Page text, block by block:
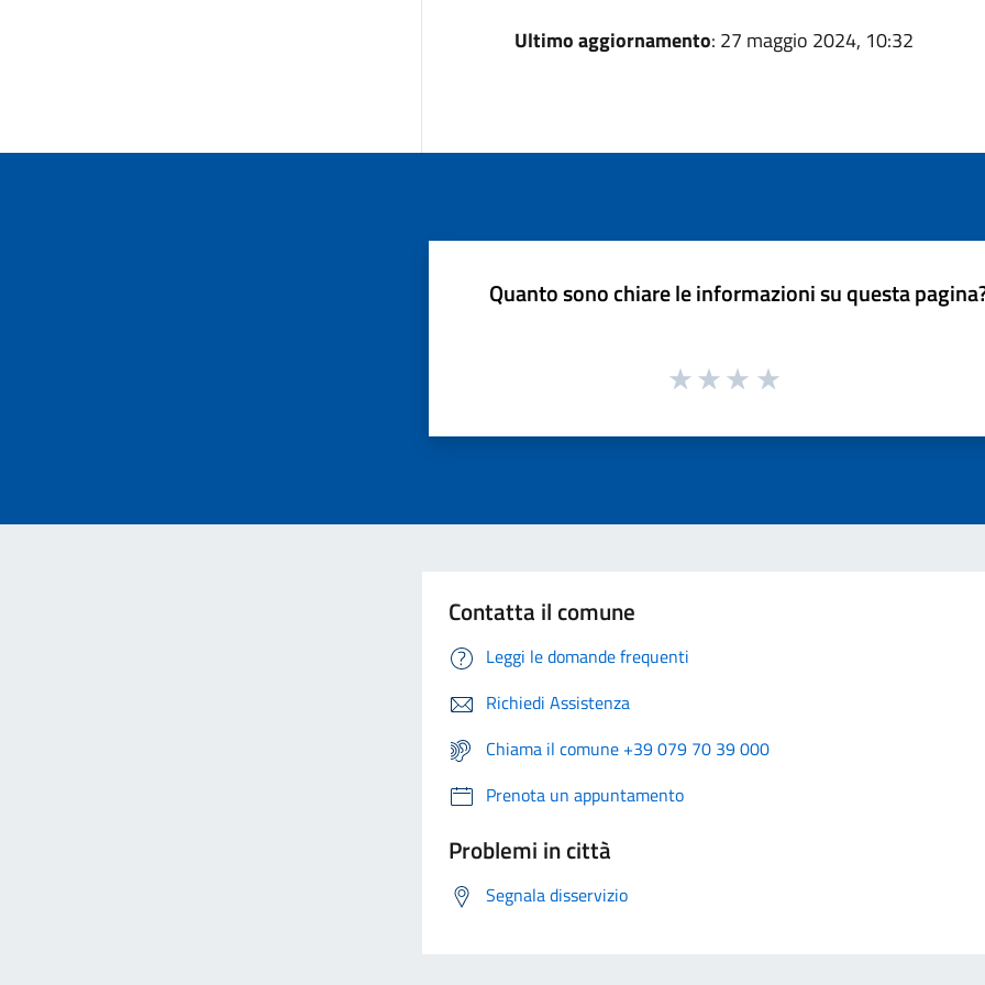
Ultimo aggiornamento: 27 maggio 2024, 10:32
Quanto sono chiare le informazioni su questa
Contatta il comune
Leggi le domande frequenti
Richiedi Assistenza
Chiama il comune +39 079 70 39 000
Prenota un appuntamento
Problemi in città
Segnala disservizio